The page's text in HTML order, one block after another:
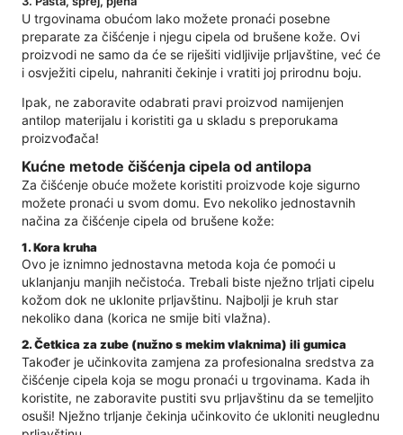
U trgovinama obućom lako možete pronaći posebne
preparate za čišćenje i njegu cipela od brušene kože. Ovi
proizvodi ne samo da će se riješiti vidljivije prljavštine, već će
i osvježiti cipelu, nahraniti čekinje i vratiti joj prirodnu boju.
Ipak, ne zaboravite odabrati pravi proizvod namijenjen
antilop materijalu i koristiti ga u skladu s preporukama
proizvođača!
Kućne metode čišćenja cipela od antilopa
Za čišćenje obuće možete koristiti proizvode koje sigurno
možete pronaći u svom domu. Evo nekoliko jednostavnih
načina za čišćenje cipela od brušene kože:
1. Kora kruha
Ovo je iznimno jednostavna metoda koja će pomoći u
uklanjanju manjih nečistoća. Trebali biste nježno trljati cipelu
kožom dok ne uklonite prljavštinu. Najbolji je kruh star
nekoliko dana (korica ne smije biti vlažna).
2. Četkica za zube (nužno s mekim vlaknima) ili gumica
Također je učinkovita zamjena za profesionalna sredstva za
čišćenje cipela koja se mogu pronaći u trgovinama. Kada ih
koristite, ne zaboravite pustiti svu prljavštinu da se temeljito
osuši! Nježno trljanje čekinja učinkovito će ukloniti neuglednu